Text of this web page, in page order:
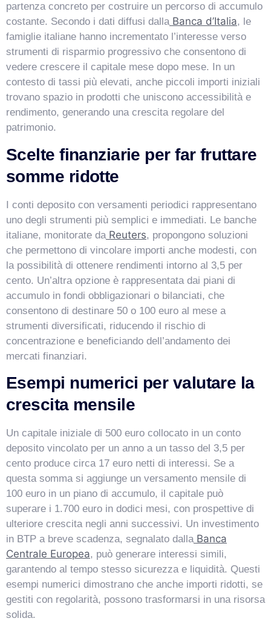
partenza concreto per costruire un percorso di accumulo
costante. Secondo i dati diffusi dalla Banca d’Italia, le
famiglie italiane hanno incrementato l’interesse verso
strumenti di risparmio progressivo che consentono di
vedere crescere il capitale mese dopo mese. In un
contesto di tassi più elevati, anche piccoli importi iniziali
trovano spazio in prodotti che uniscono accessibilità e
rendimento, generando una crescita regolare del
patrimonio.
Scelte finanziarie per far fruttare
somme ridotte
I conti deposito con versamenti periodici rappresentano
uno degli strumenti più semplici e immediati. Le banche
italiane, monitorate da Reuters, propongono soluzioni
che permettono di vincolare importi anche modesti, con
la possibilità di ottenere rendimenti intorno al 3,5 per
cento. Un’altra opzione è rappresentata dai piani di
accumulo in fondi obbligazionari o bilanciati, che
consentono di destinare 50 o 100 euro al mese a
strumenti diversificati, riducendo il rischio di
concentrazione e beneficiando dell’andamento dei
mercati finanziari.
Esempi numerici per valutare la
crescita mensile
Un capitale iniziale di 500 euro collocato in un conto
deposito vincolato per un anno a un tasso del 3,5 per
cento produce circa 17 euro netti di interessi. Se a
questa somma si aggiunge un versamento mensile di
100 euro in un piano di accumulo, il capitale può
superare i 1.700 euro in dodici mesi, con prospettive di
ulteriore crescita negli anni successivi. Un investimento
in BTP a breve scadenza, segnalato dalla Banca
Centrale Europea, può generare interessi simili,
garantendo al tempo stesso sicurezza e liquidità. Questi
esempi numerici dimostrano che anche importi ridotti, se
gestiti con regolarità, possono trasformarsi in una risorsa
solida.
VismarChat AI Agent
Salve! Sono VismarChat, l'agente AI di Vismarcorp. In
cosa possiamo esserti utile?